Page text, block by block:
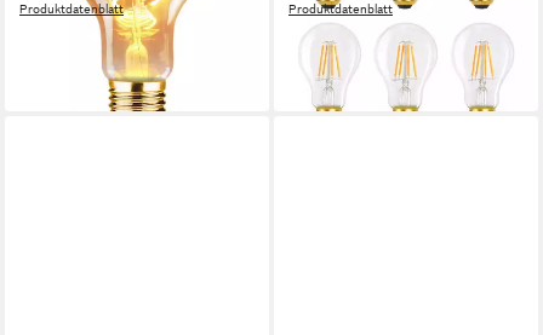
Produktdatenblatt
UVP39,99 €
in 2-3 Werktagen bei dir
Produktdatenblatt
ab 19,98 € UVP 53,99 €
-63%
in 2-3 Werktagen bei dir